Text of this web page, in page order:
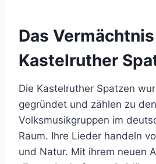
Das
Kastelruther
Die Kastelruther Spatzen
gegründet und zählen zu
Volksmusikgruppen im
Raum. Ihre Lieder handeln
und Natur. Mit ihrem neuen